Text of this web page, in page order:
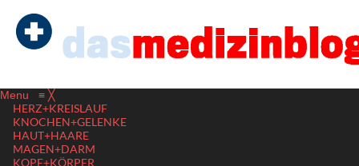
Menu ≡ ╳
HERZ+KREISLAUF
KNOCHEN+GELENKE
HAUT+HAARE
MAGEN+DARM
KOPF+KÖRPER